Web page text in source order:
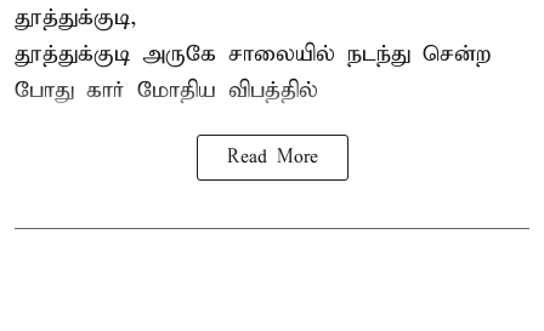
தூத்துக்குடி,
தூத்துக்குடி அருகே சாலையில் நடந்து சென்ற
போது கார் மோதிய விபத்தில்
Read More